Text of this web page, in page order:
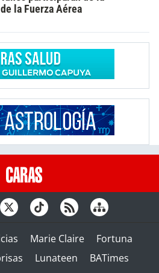
la Fuerza Aérea
Marie Claire
Fortuna
Lunateen BATimes